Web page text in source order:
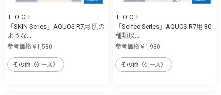
ＬＯＯＦ
「SKIN Series」AQUOS R7用 肌の
ような...
参考価格￥1,580
その他（ケース）
ＬＯＯＦ
「Selfee Series」AQUOS R7用 30
種類以...
参考価格￥1,980
その他（ケース）